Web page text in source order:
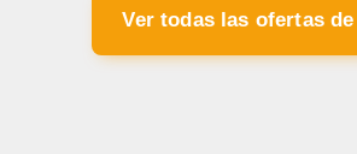
Ver todas las ofertas